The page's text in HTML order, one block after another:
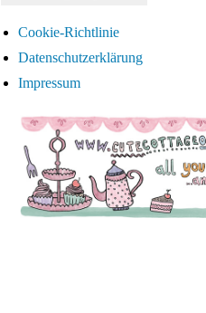
Cookie-Richtlinie
Datenschutzerklärung
Impressum
Zum
springen